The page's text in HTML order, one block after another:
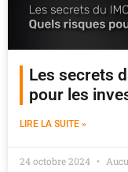
Les secrets
pour les
LIRE LA SUITE »
24 octobre 2024